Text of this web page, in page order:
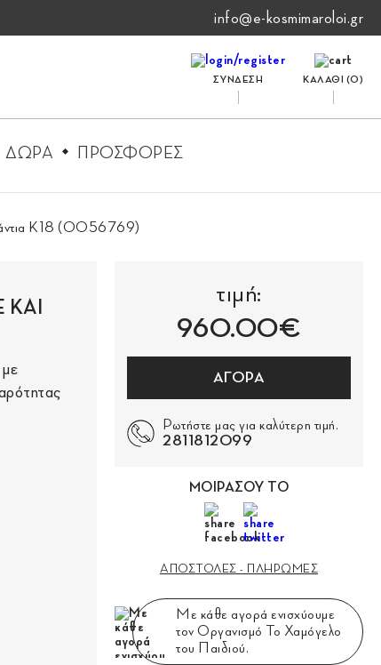
info@e-kosmimaroloi.gr
ΣΥΝΔΕΣΗ ΚΑΛΑΘΙ (0)
ΔΩΡΑ ΠΡΟΣΦΟΡΕΣ
Κ18 (0056769)
τιμή:
960.00€
ΑΓΟΡΑ
Ρωτήστε μας για καλύτερη τιμή.
2811812099
ΜΟΙΡΑΣΟΥ ΤΟ
ΑΠΟΣΤΟΛΕΣ - ΠΛΗΡΩΜΕΣ
Με κάθε αγορά ενισχύουμε
τον Οργανισμό Το Χαμόγελο
του Παιδιού.